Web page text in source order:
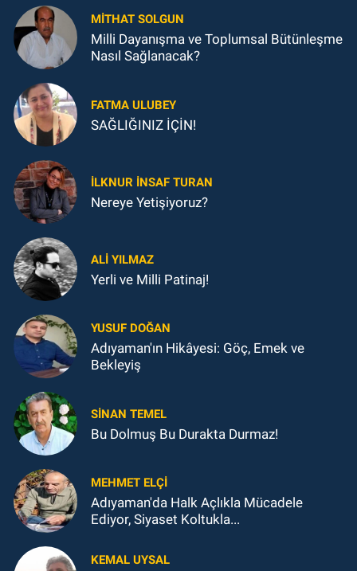
MITHAT SOLGUN
Milli Dayanışma ve Toplumsal Bütünleşme
Nasıl Sağlanacak?
FATMA ULUBEY
SAĞLIĞINIZ İÇİN!
İLKNUR İNSAF TURAN
Nereye Yetişiyoruz?
ALI YILMAZ
Yerli ve Milli Patinaj!
YUSUF DOĞAN
Adıyaman'ın Hikâyesi: Göç, Emek ve
Bekleyiş
SINAN TEMEL
Bu Dolmuş Bu Durakta Durmaz!
MEHMET ELÇI
Adıyaman'da Halk Açlıkla Mücadele
Ediyor, Siyaset Koltukla...
KEMAL UYSAL